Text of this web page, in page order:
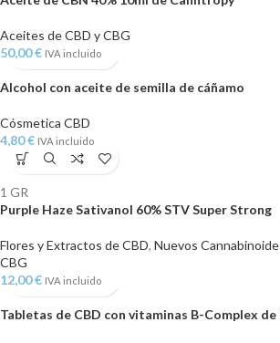
Aceites de CBD y CBG
50,00€ IVA incluido
Alcohol con aceite de semilla de cáñamo
Cósmetica CBD
4,80€ IVA incluido
1 GR
Purple Haze Sativanol 60% STV Super Strong
Flores y Extractos de CBD, Nuevos
CBG
12,00€ IVA incluido
Tabletas de CBD con vitaminas B-Complex de